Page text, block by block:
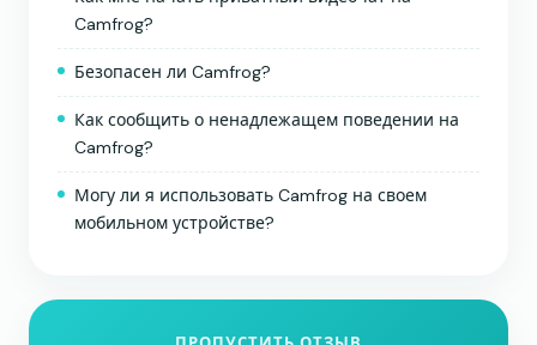
Camfrog?
Безопасен ли Camfrog?
Как сообщить о ненадлежащем поведении на
Camfrog?
Могу ли я использовать Camfrog на своем
мобильном устройстве?